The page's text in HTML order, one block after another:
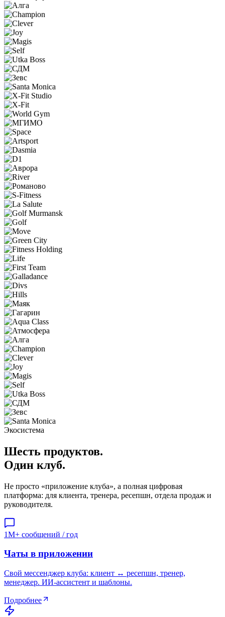
Экосистема
Шесть продуктов.
Один клуб.
Не просто «приложение клуба», а полная цифровая
платформа: для клиента, тренера, ресепшн, отдела продаж и
руководителя.
1M+ сообщений / год
Чаты в приложении
Свой мессенджер клуба: клиент ↔ ресепшн, тренер,
менеджер. ИИ-ассистент и шаблоны.
Подробнее